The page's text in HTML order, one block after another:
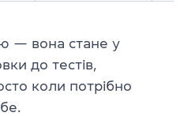
— вона стане у
до тестів,
коли потрібно